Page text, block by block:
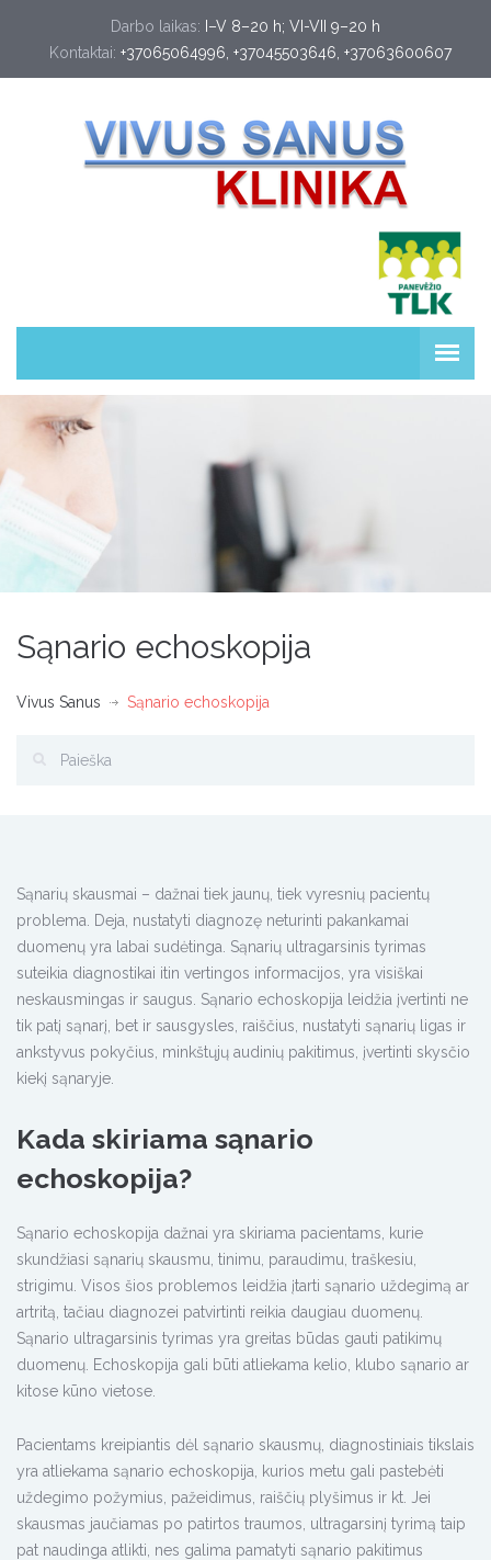
Darbo laikas: I–V 8–20 h; VI-VII 9–20 h
Kontaktai: +37065064996 +37045503646 +37063600607
Sąnario echoskopija
Vivus Sanus Sąnario echoskopija
Sąnarių skausmai – dažnai tiek jaunų, tiek vyresnių pacientų
problema. Deja, nustatyti diagnozę neturinti pakankamai
duomenų yra labai sudėtinga. Sąnarių ultragarsinis tyrimas
suteikia diagnostikai itin vertingos informacijos, yra visiškai
neskausmingas ir saugus. Sąnario echoskopija leidžia įvertinti ne
tik patį sąnarį, bet ir sausgysles, raiščius, nustatyti sąnarių ligas ir
ankstyvus pokyčius, minkštųjų audinių pakitimus, įvertinti skysčio
kiekį sąnaryje.
Kada skiriama sąnario
echoskopija?
Sąnario echoskopija dažnai yra skiriama pacientams, kurie
skundžiasi sąnarių skausmu, tinimu, paraudimu, traškesiu,
strigimu. Visos šios problemos leidžia įtarti sąnario uždegimą ar
artritą, tačiau diagnozei patvirtinti reikia daugiau duomenų.
Sąnario ultragarsinis tyrimas yra greitas būdas gauti patikimų
duomenų. Echoskopija gali būti atliekama kelio, klubo sąnario ar
kitose kūno vietose.
Pacientams kreipiantis dėl sąnario skausmų, diagnostiniais tikslais
yra atliekama sąnario echoskopija, kurios metu gali pastebėti
uždegimo požymius, pažeidimus, raiščių plyšimus ir kt. Jei
skausmas jaučiamas po patirtos traumos, ultragarsinį tyrimą taip
pat naudinga atlikti, nes galima pamatyti sąnario pakitimus